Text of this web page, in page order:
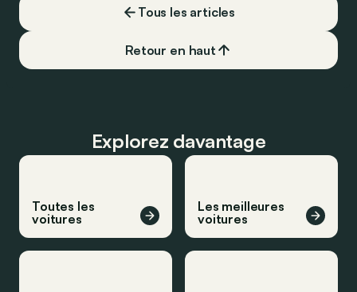
Tous les articles
Retour en haut
Explorez davantage
Toutes les
voitures
Les meilleures
voitures